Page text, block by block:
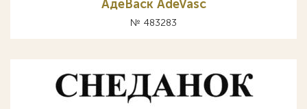
АдеВаск AdeVasc
№ 483283